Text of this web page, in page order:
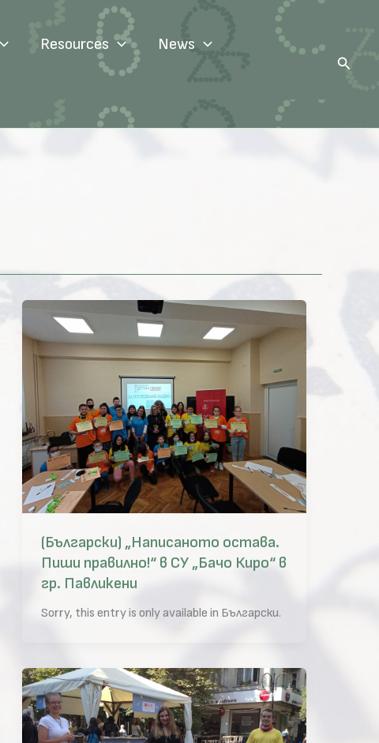
Resources News
Search
(Български) „Написаното остава.
Пиши правилно!“ в СУ „Бачо Киро“ в
гр. Павликени
Sorry, this entry is only available in Български.